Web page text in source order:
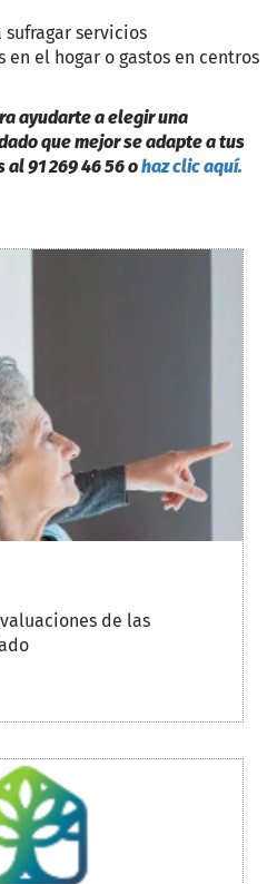
servicios
el hogar o gastos en centros
ayudarte a elegir una
que mejor se adapte a tus
91 269 46 56 ohaz clic aquí.
de las